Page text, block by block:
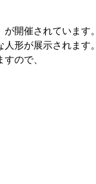
開催されています。
形が展示されます。
ので、